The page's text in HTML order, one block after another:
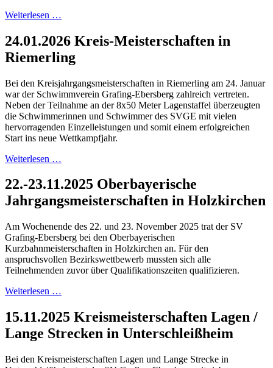
Weiterlesen …
24.01.2026 Kreis-Meisterschaften in
Riemerling
Bei den Kreisjahrgangsmeisterschaften in Riemerling am 24. Januar
war der Schwimmverein Grafing-Ebersberg zahlreich vertreten.
Neben der Teilnahme an der 8x50 Meter Lagenstaffel überzeugten
die Schwimmerinnen und Schwimmer des SVGE mit vielen
hervorragenden Einzelleistungen und somit einem erfolgreichen
Start ins neue Wettkampfjahr.
Weiterlesen …
22.-23.11.2025 Oberbayerische
Jahrgangsmeisterschaften in Holzkirchen
Am Wochenende des 22. und 23. November 2025 trat der SV
Grafing-Ebersberg bei den Oberbayerischen
Kurzbahnmeisterschaften in Holzkirchen an. Für den
anspruchsvollen Bezirkswettbewerb mussten sich alle
Teilnehmenden zuvor über Qualifikationszeiten qualifizieren.
Weiterlesen …
15.11.2025 Kreismeisterschaften Lagen /
Lange Strecken in Unterschleißheim
Bei den Kreismeisterschaften Lagen und Lange Strecke in